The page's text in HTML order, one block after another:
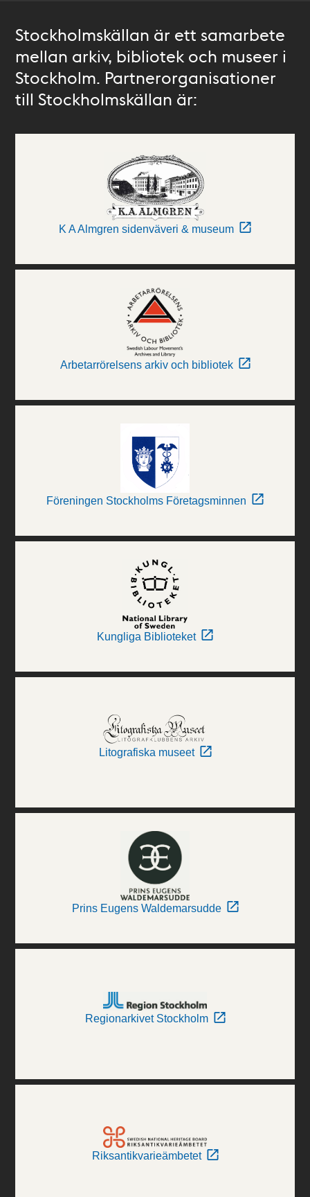
Stockholmskällan är ett samarbete
mellan arkiv, bibliotek och museer i
Stockholm. Partnerorganisationer
till Stockholmskällan är:
K A Almgren sidenväveri & museum
Arbetarrörelsens arkiv och bibliotek
Föreningen Stockholms Företagsminnen
Kungliga Biblioteket
Litografiska museet
Prins Eugens Waldemarsudde
Regionarkivet Stockholm
Riksantikvarieämbetet